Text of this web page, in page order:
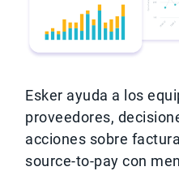
Esker ayuda a los
proveedores,
acciones sobre
source-to-pay con